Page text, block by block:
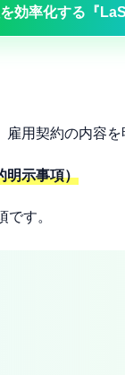
効率化する『LaS
用契約の内容を
明示事項）
す。